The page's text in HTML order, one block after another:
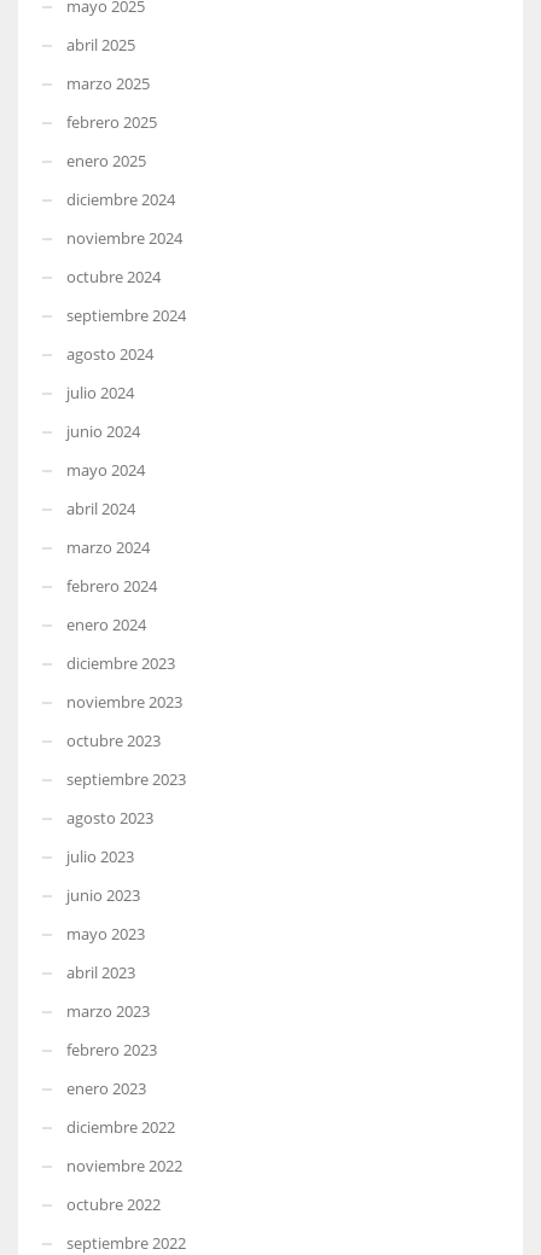
mayo 2025
abril 2025
marzo 2025
febrero 2025
enero 2025
diciembre 2024
noviembre 2024
octubre 2024
septiembre 2024
agosto 2024
julio 2024
junio 2024
mayo 2024
abril 2024
marzo 2024
febrero 2024
enero 2024
diciembre 2023
noviembre 2023
octubre 2023
septiembre 2023
agosto 2023
julio 2023
junio 2023
mayo 2023
abril 2023
marzo 2023
febrero 2023
enero 2023
diciembre 2022
noviembre 2022
octubre 2022
septiembre 2022